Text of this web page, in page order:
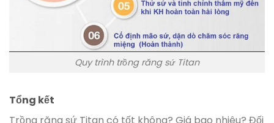
Quy trình trồng răng sứ Titan
Tổng kết